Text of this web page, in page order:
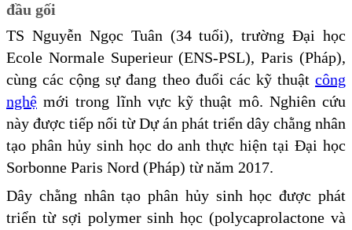
đầu gối
TS Nguyễn Ngọc Tuân (34 tuổi), trường Đại học
Ecole Normale Superieur (ENS-PSL), Paris (Pháp),
cùng các cộng sự đang theo đuổi các kỹ thuật công
nghệ mới trong lĩnh vực kỹ thuật mô. Nghiên cứu
này được tiếp nối từ Dự án phát triển dây chằng nhân
tạo phân hủy sinh học do anh thực hiện tại Đại học
Sorbonne Paris Nord (Pháp) từ năm 2017.
Dây chằng nhân tạo phân hủy sinh học được phát
triển từ sợi polymer sinh học (polycaprolactone và